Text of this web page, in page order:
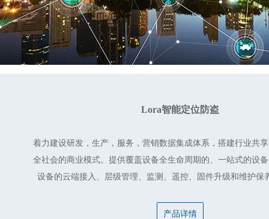
Lora智能定位防盗
着力建设研发，生产，服务，营销数据集成体系，搭建行业共
全社会的商业模式。提供覆盖设备全生命周期的、一站式的设
设备的云端接入、层级管理、监测、遥控、固件升级和维护保
产品详情